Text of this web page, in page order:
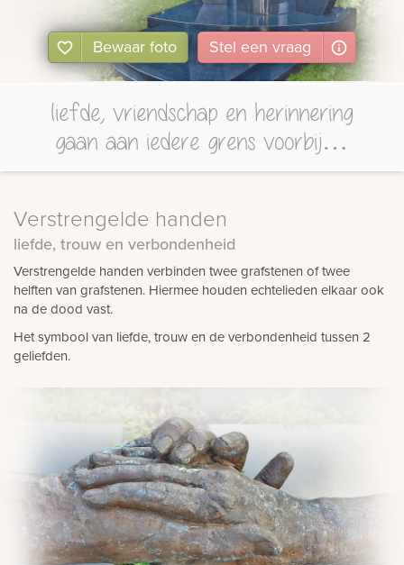
Bewaar foto Stel een vraag
liefde, vriendschap en herinnering
gaan aan iedere grens voorbij…
Verstrengelde handen
liefde, trouw en verbondenheid
Verstrengelde handen verbinden twee grafstenen of twee
helften van grafstenen. Hiermee houden echtelieden elkaar ook
na de dood vast.
Het symbool van liefde, trouw en de verbondenheid tussen 2
geliefden.